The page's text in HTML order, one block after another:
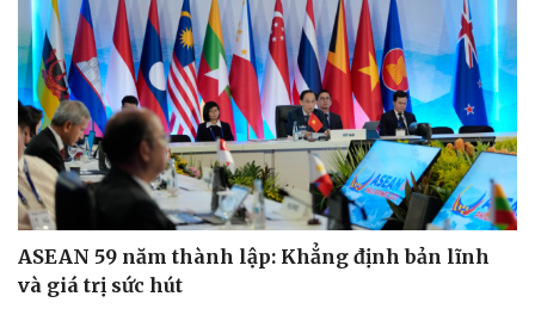
ASEAN 59 năm thành lập: Khẳng định bản lĩnh
và giá trị sức hút